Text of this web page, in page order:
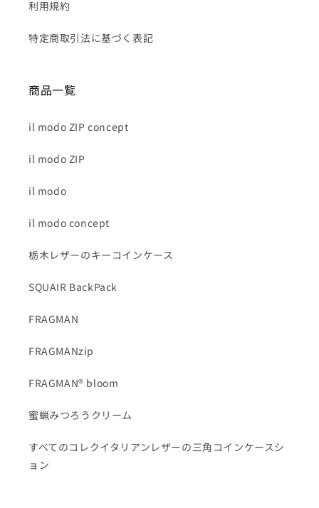
利用規約
特定商取引法に基づく表記
商品一覧
il modo ZIP concept
il modo ZIP
il modo
il modo concept
栃木レザーのキーコインケース
SQUAIR BackPack
FRAGMAN
FRAGMANzip
FRAGMAN® bloom
蜜蝋みつろうクリーム
すべてのコレクイタリアンレザーの三角コインケースシ
ョン